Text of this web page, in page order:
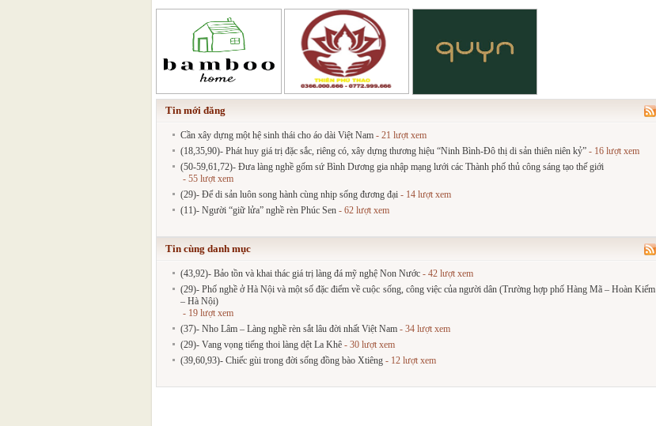
Tin mới đăng
Cần xây dựng một hệ sinh thái cho áo dài Việt Nam - 21 lượt xem
(18,35,90)- Phát huy giá trị đặc sắc, riêng có, xây dựng thương hiệu “Ninh Bình-Đô thị di sản thiên niên kỷ” - 16 lượt xem
(50-59,61,72)- Đưa làng nghề gốm sứ Bình Dương gia nhập mạng lưới các Thành phố thủ công sáng tạo thế giới
- 55 lượt xem
(29)- Để di sản luôn song hành cùng nhịp sống đương đại - 14 lượt xem
(11)- Người “giữ lửa” nghề rèn Phúc Sen - 62 lượt xem
Tin cùng danh mục
(43,92)- Bảo tồn và khai thác giá trị làng đá mỹ nghệ Non Nước - 42 lượt xem
(29)- Phố nghề ở Hà Nội và một số đặc điểm về cuộc sống, công việc của người dân (Trường hợp phố Hàng Mã – Hoàn Kiếm
– Hà Nội)
- 19 lượt xem
(37)- Nho Lâm – Làng nghề rèn sắt lâu đời nhất Việt Nam - 34 lượt xem
(29)- Vang vọng tiếng thoi làng dệt La Khê - 30 lượt xem
(39,60,93)- Chiếc gùi trong đời sống đồng bào Xtiêng - 12 lượt xem